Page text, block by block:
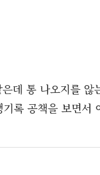
데 통 나오지를 않
록 공책을 보면서